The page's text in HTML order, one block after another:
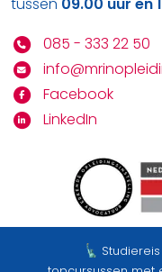
085 - 333 22 50
Facebook
LinkedIn
Bekijk hier onze